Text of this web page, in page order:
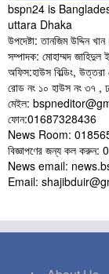
bspn24 is
uttara Dhaka
উপদেষ্টা: তানজিম উদ্দিন
সম্পাদক: মোহাম্মদ জাহিদুল
অফিস:হাউস বিল্ডিং, উত্তরা
রোড নং ১০ হাউস নং ৩৭ ,
মেইল:
ফোন:01687328436
News Room:
বিজ্ঞাপণের জন্য কল
News email:
Email: